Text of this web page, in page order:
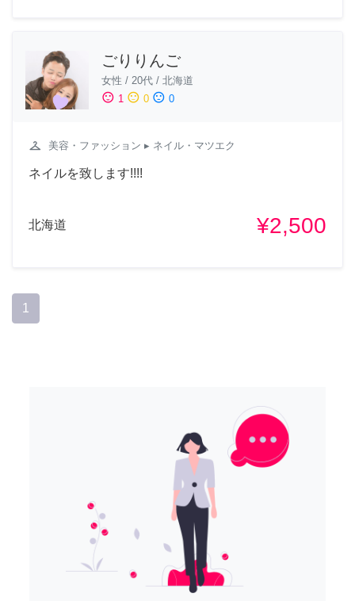
ごりりんご
女性 / 20代 / 北海道
sentiment_satisfied 1 sentiment_neutral 0 sentiment_dissatisfied 0
checkroom 美容・ファッション ▸ ネイル・マツエク
ネイルを致します!!!!
北海道 ¥2,500
1